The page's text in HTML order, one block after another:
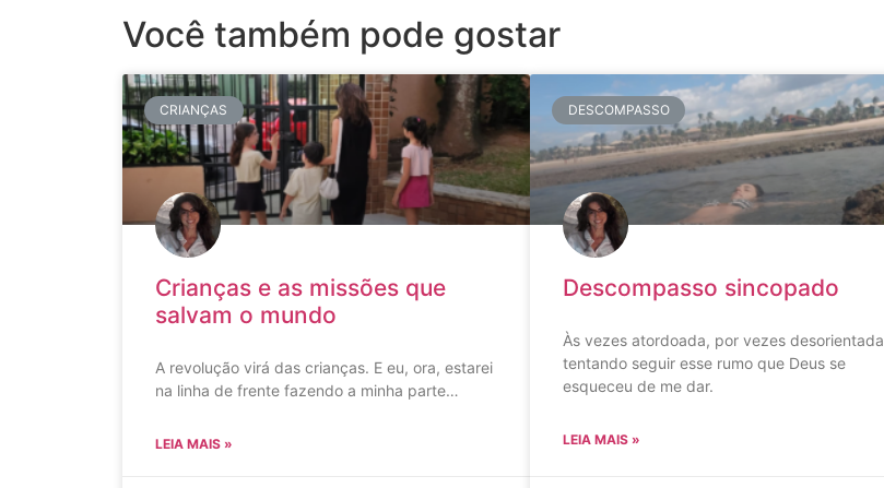
Você também pode gostar
CRIANÇAS
Crianças e as missões que
salvam o mundo
A revolução virá das crianças. E eu, ora, estarei
na linha de frente fazendo a minha parte…
LEIA MAIS »
DESCOMPASSO
Descompasso sincopado
Às vezes atordoada, por vezes desorientada
tentando seguir esse rumo que Deus se
esqueceu de me dar.
LEIA MAIS »